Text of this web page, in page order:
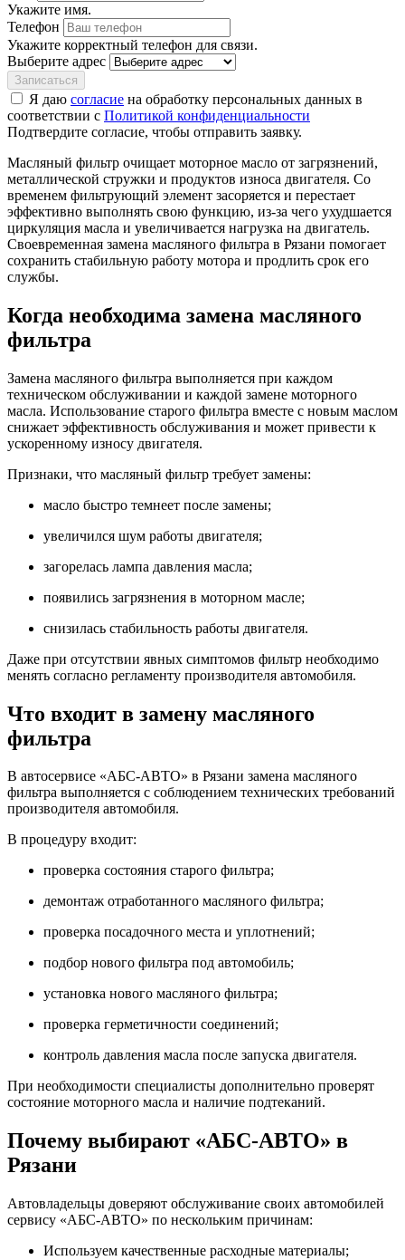
Укажите имя.
Телефон
Укажите корректный телефон для связи.
Выберите адрес
Записаться
Я даю согласие на обработку персональных данных в
соответствии с Политикой конфиденциальности
Подтвердите согласие, чтобы отправить заявку.
Масляный фильтр очищает моторное масло от загрязнений,
металлической стружки и продуктов износа двигателя. Со
временем фильтрующий элемент засоряется и перестает
эффективно выполнять свою функцию, из-за чего ухудшается
циркуляция масла и увеличивается нагрузка на двигатель.
Своевременная замена масляного фильтра в Рязани помогает
сохранить стабильную работу мотора и продлить срок его
службы.
Когда необходима замена масляного
фильтра
Замена масляного фильтра выполняется при каждом
техническом обслуживании и каждой замене моторного
масла. Использование старого фильтра вместе с новым маслом
снижает эффективность обслуживания и может привести к
ускоренному износу двигателя.
Признаки, что масляный фильтр требует замены:
масло быстро темнеет после замены;
увеличился шум работы двигателя;
загорелась лампа давления масла;
появились загрязнения в моторном масле;
снизилась стабильность работы двигателя.
Даже при отсутствии явных симптомов фильтр необходимо
менять согласно регламенту производителя автомобиля.
Что входит в замену масляного
фильтра
В автосервисе «АБС-АВТО» в Рязани замена масляного
фильтра выполняется с соблюдением технических требований
производителя автомобиля.
В процедуру входит:
проверка состояния старого фильтра;
демонтаж отработанного масляного фильтра;
проверка посадочного места и уплотнений;
подбор нового фильтра под автомобиль;
установка нового масляного фильтра;
проверка герметичности соединений;
контроль давления масла после запуска двигателя.
При необходимости специалисты дополнительно проверят
состояние моторного масла и наличие подтеканий.
Почему выбирают «АБС-АВТО» в
Рязани
Автовладельцы доверяют обслуживание своих автомобилей
сервису «АБС-АВТО» по нескольким причинам:
Используем качественные расходные материалы;